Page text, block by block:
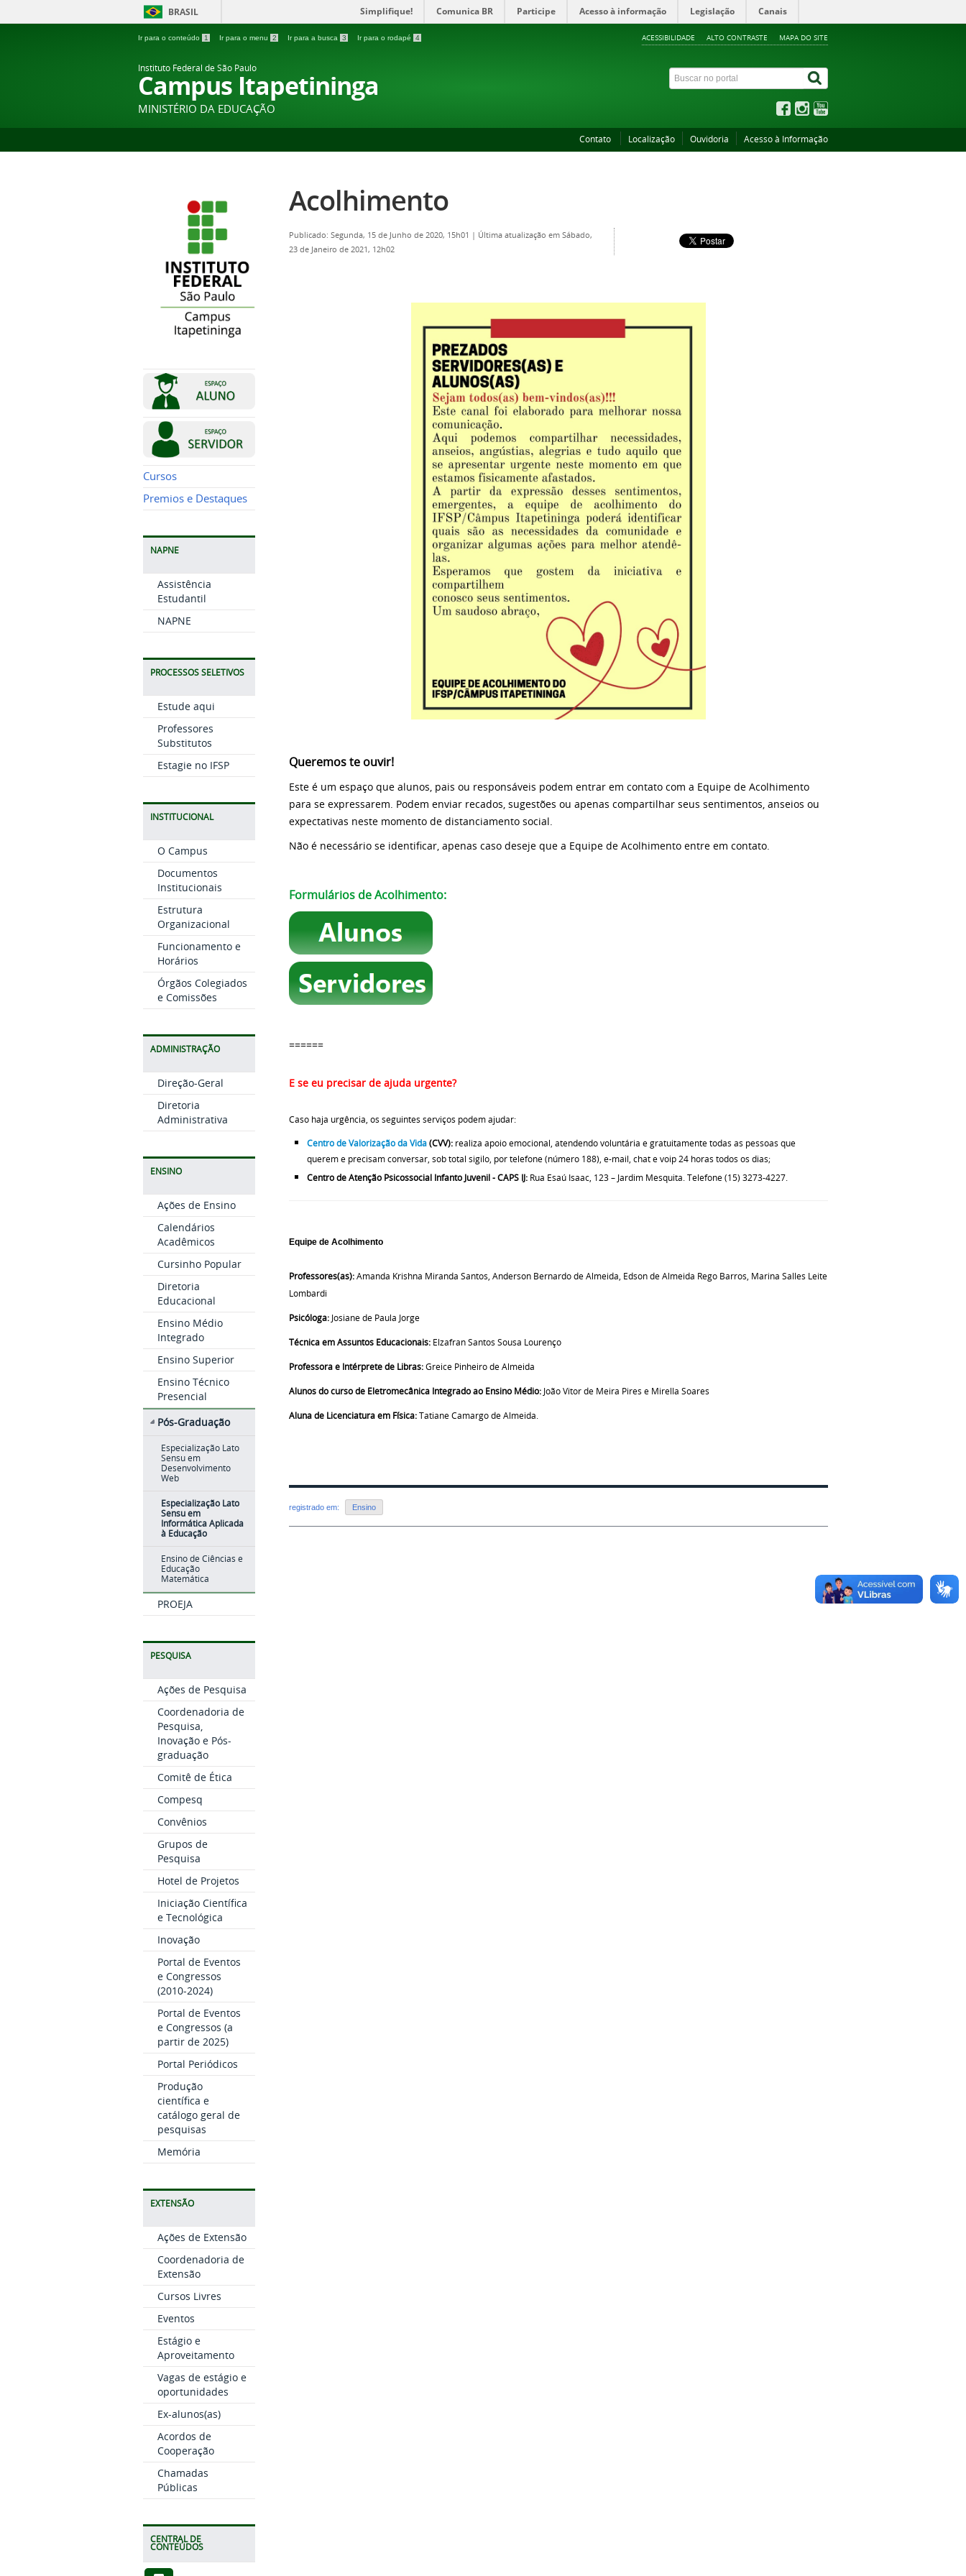
BRASIL Simplifique! Comunica BR Participe Acesso à informação Legislação Canais
Ir para o conteúdo 1 Ir para o menu 2 Ir para a busca 3 Ir para o rodapé 4 ACESSIBILIDADE ALTO CONTRASTE MAPA DO SITE
Instituto Federal de São Paulo
Campus Itapetininga
MINISTÉRIO DA EDUCAÇÃO
Contato Localização Ouvidoria Acesso à Informação
Cursos
Premios e Destaques
NAPNE
Assistência
Estudantil
NAPNE
PROCESSOS SELETIVOS
Estude aqui
Professores
Substitutos
Estagie no IFSP
INSTITUCIONAL
O Campus
Documentos
Institucionais
Estrutura
Organizacional
Funcionamento e
Horários
Órgãos Colegiados
e Comissões
ADMINISTRAÇÃO
Direção-Geral
Diretoria
Administrativa
ENSINO
Ações de Ensino
Calendários
Acadêmicos
Cursinho Popular
Diretoria
Educacional
Ensino Médio
Integrado
Ensino Superior
Ensino Técnico
Presencial
Pós-Graduação
Especialização Lato
Sensu em
Desenvolvimento
Web
Especialização Lato
Sensu em
Informática Aplicada
à Educação
Ensino de Ciências e
Educação
Matemática
PROEJA
PESQUISA
Ações de Pesquisa
Coordenadoria de
Pesquisa,
Inovação e Pós-
graduação
Comitê de Ética
Compesq
Convênios
Grupos de
Pesquisa
Hotel de Projetos
Iniciação Científica
e Tecnológica
Inovação
Portal de Eventos
e Congressos
(2010-2024)
Portal de Eventos
e Congressos (a
partir de 2025)
Portal Periódicos
Produção
científica e
catálogo geral de
pesquisas
Memória
EXTENSÃO
Ações de Extensão
Coordenadoria de
Extensão
Cursos Livres
Eventos
Estágio e
Aproveitamento
Vagas de estágio e
oportunidades
Ex-alunos(as)
Acordos de
Cooperação
Chamadas
Públicas
CENTRAL DE
CONTEÚDOS
Acolhimento
Publicado: Segunda, 15 de Junho de 2020, 15h01 | Última atualização em Sábado,
23 de Janeiro de 2021, 12h02
Queremos te ouvir!
Este é um espaço que alunos, pais ou responsáveis podem entrar em contato com a Equipe de Acolhimento
para se expressarem. Podem enviar recados, sugestões ou apenas compartilhar seus sentimentos, anseios ou
expectativas neste momento de distanciamento social.
Não é necessário se identificar, apenas caso deseje que a Equipe de Acolhimento entre em contato.
Formulários de Acolhimento:
======
E se eu precisar de ajuda urgente?
Caso haja urgência, os seguintes serviços podem ajudar:
Centro de Valorização da Vida(CVV): realiza apoio emocional, atendendo voluntária e gratuitamente todas as pessoas que
querem e precisam conversar, sob total sigilo, por telefone (número 188), e-mail, chat e voip 24 horas todos os dias;
Centro de Atenção Psicossocial Infanto Juvenil - CAPS IJ: Rua Esaú Isaac, 123 – Jardim Mesquita. Telefone (15) 3273-4227.
Equipe de Acolhimento
Professores(as):Amanda Krishna Miranda Santos, Anderson Bernardo de Almeida, Edson de Almeida Rego Barros, Marina Salles Leite
Lombardi
Psicóloga: Josiane de Paula Jorge
Técnica em Assuntos Educacionais: Elzafran Santos Sousa Lourenço
Professora e Intérprete de Libras:Greice Pinheiro de Almeida
Alunos do curso de Eletromecânica Integrado ao Ensino Médio: João Vitor de Meira Pires e Mirella Soares
Aluna de Licenciatura em Física:Tatiane Camargo de Almeida.
registrado em: Ensino